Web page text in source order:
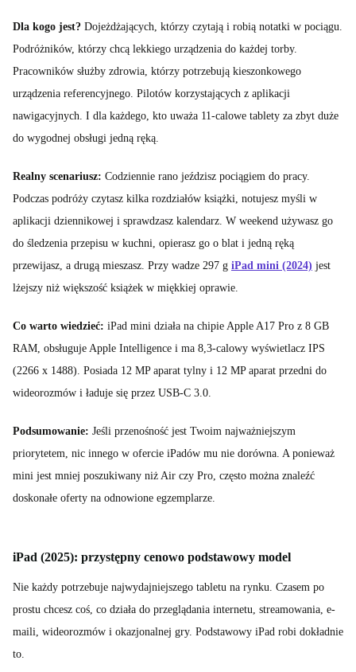
Dla kogo jest? Dojeżdżających, którzy czytają i robią notatki w pociągu.
Podróżników, którzy chcą lekkiego urządzenia do każdej torby.
Pracowników służby zdrowia, którzy potrzebują kieszonkowego
urządzenia referencyjnego. Pilotów korzystających z aplikacji
nawigacyjnych. I dla każdego, kto uważa 11-calowe tablety za zbyt duże
do wygodnej obsługi jedną ręką.
Realny scenariusz: Codziennie rano jeździsz pociągiem do pracy.
Podczas podróży czytasz kilka rozdziałów książki, notujesz myśli w
aplikacji dziennikowej i sprawdzasz kalendarz. W weekend używasz go
do śledzenia przepisu w kuchni, opierasz go o blat i jedną ręką
przewijasz, a drugą mieszasz. Przy wadze 297 g iPad mini (2024) jest
lżejszy niż większość książek w miękkiej oprawie.
Co warto wiedzieć: iPad mini działa na chipie Apple A17 Pro z 8 GB
RAM, obsługuje Apple Intelligence i ma 8,3-calowy wyświetlacz IPS
(2266 x 1488). Posiada 12 MP aparat tylny i 12 MP aparat przedni do
wideorozmów i ładuje się przez USB-C 3.0.
Podsumowanie: Jeśli przenośność jest Twoim najważniejszym
priorytetem, nic innego w ofercie iPadów mu nie dorówna. A ponieważ
mini jest mniej poszukiwany niż Air czy Pro, często można znaleźć
doskonałe oferty na odnowione egzemplarze.
iPad (2025): przystępny cenowo podstawowy model
Nie każdy potrzebuje najwydajniejszego tabletu na rynku. Czasem po
prostu chcesz coś, co działa do przeglądania internetu, streamowania, e-
maili, wideorozmów i okazjonalnej gry. Podstawowy iPad robi dokładnie
to.